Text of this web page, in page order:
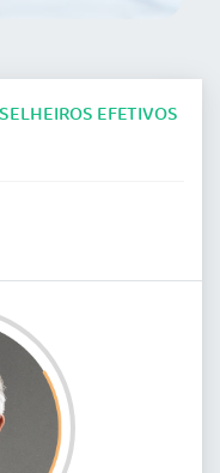
EFETIVOS